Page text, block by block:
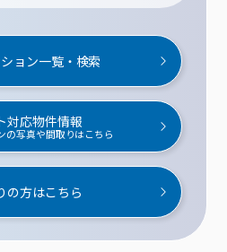
ョン一覧・検索
対応物件情報
の写真や間取りはこちら
の方はこちら